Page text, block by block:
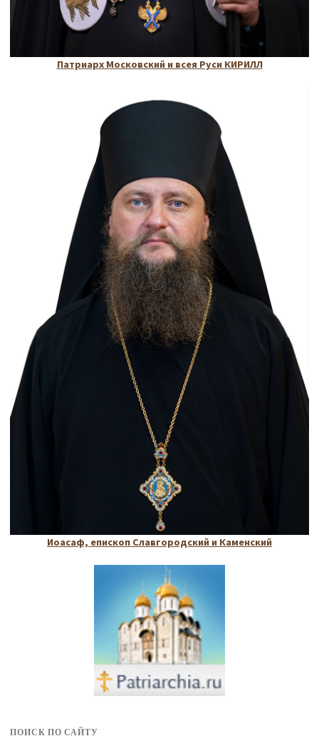
Патриарх Московский и всея Руси КИРИЛЛ
Иоасаф, епископ Славгородский и Каменский
ПОИСК ПО САЙТУ